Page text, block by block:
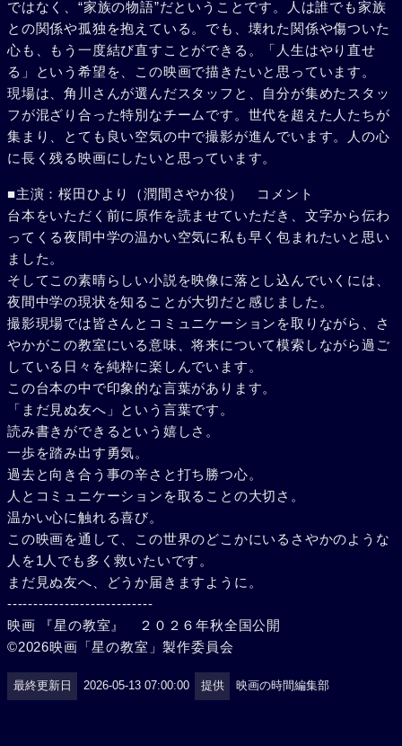
ではなく、“家族の物語”だということです。人は誰でも家族
との関係や孤独を抱えている。でも、壊れた関係や傷ついた
心も、もう一度結び直すことができる。「人生はやり直せ
る」という希望を、この映画で描きたいと思っています。
現場は、角川さんが選んだスタッフと、自分が集めたスタッ
フが混ざり合った特別なチームです。世代を超えた人たちが
集まり、とても良い空気の中で撮影が進んでいます。人の心
に長く残る映画にしたいと思っています。
■主演：桜田ひより（潤間さやか役） コメント
台本をいただく前に原作を読ませていただき、文字から伝わ
ってくる夜間中学の温かい空気に私も早く包まれたいと思い
ました。
そしてこの素晴らしい小説を映像に落とし込んでいくには、
夜間中学の現状を知ることが大切だと感じました。
撮影現場では皆さんとコミュニケーションを取りながら、さ
やかがこの教室にいる意味、将来について模索しながら過ご
している日々を純粋に楽しんでいます。
この台本の中で印象的な言葉があります。
「まだ見ぬ友へ」という言葉です。
読み書きができるという嬉しさ。
一歩を踏み出す勇気。
過去と向き合う事の辛さと打ち勝つ心。
人とコミュニケーションを取ることの大切さ。
温かい心に触れる喜び。
この映画を通して、この世界のどこかにいるさやかのような
人を1人でも多く救いたいです。
まだ見ぬ友へ、どうか届きますように。
----------------------------
映画 『星の教室』 ２０２６年秋全国公開
©️2026映画「星の教室」製作委員会
最終更新日 2026-05-13 07:00:00 提供 映画の時間編集部